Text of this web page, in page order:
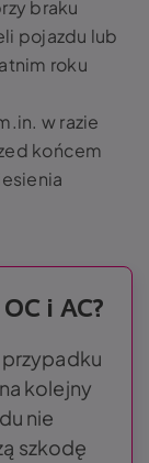
braku
pojazdu lub
roku
w razie
końcem
i AC?
przypadku
kolejny
nie
szkodę